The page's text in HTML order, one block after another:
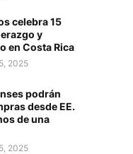
celebra 15
y
en Costa Rica
2025
podrán
desde EE.
de una
2025